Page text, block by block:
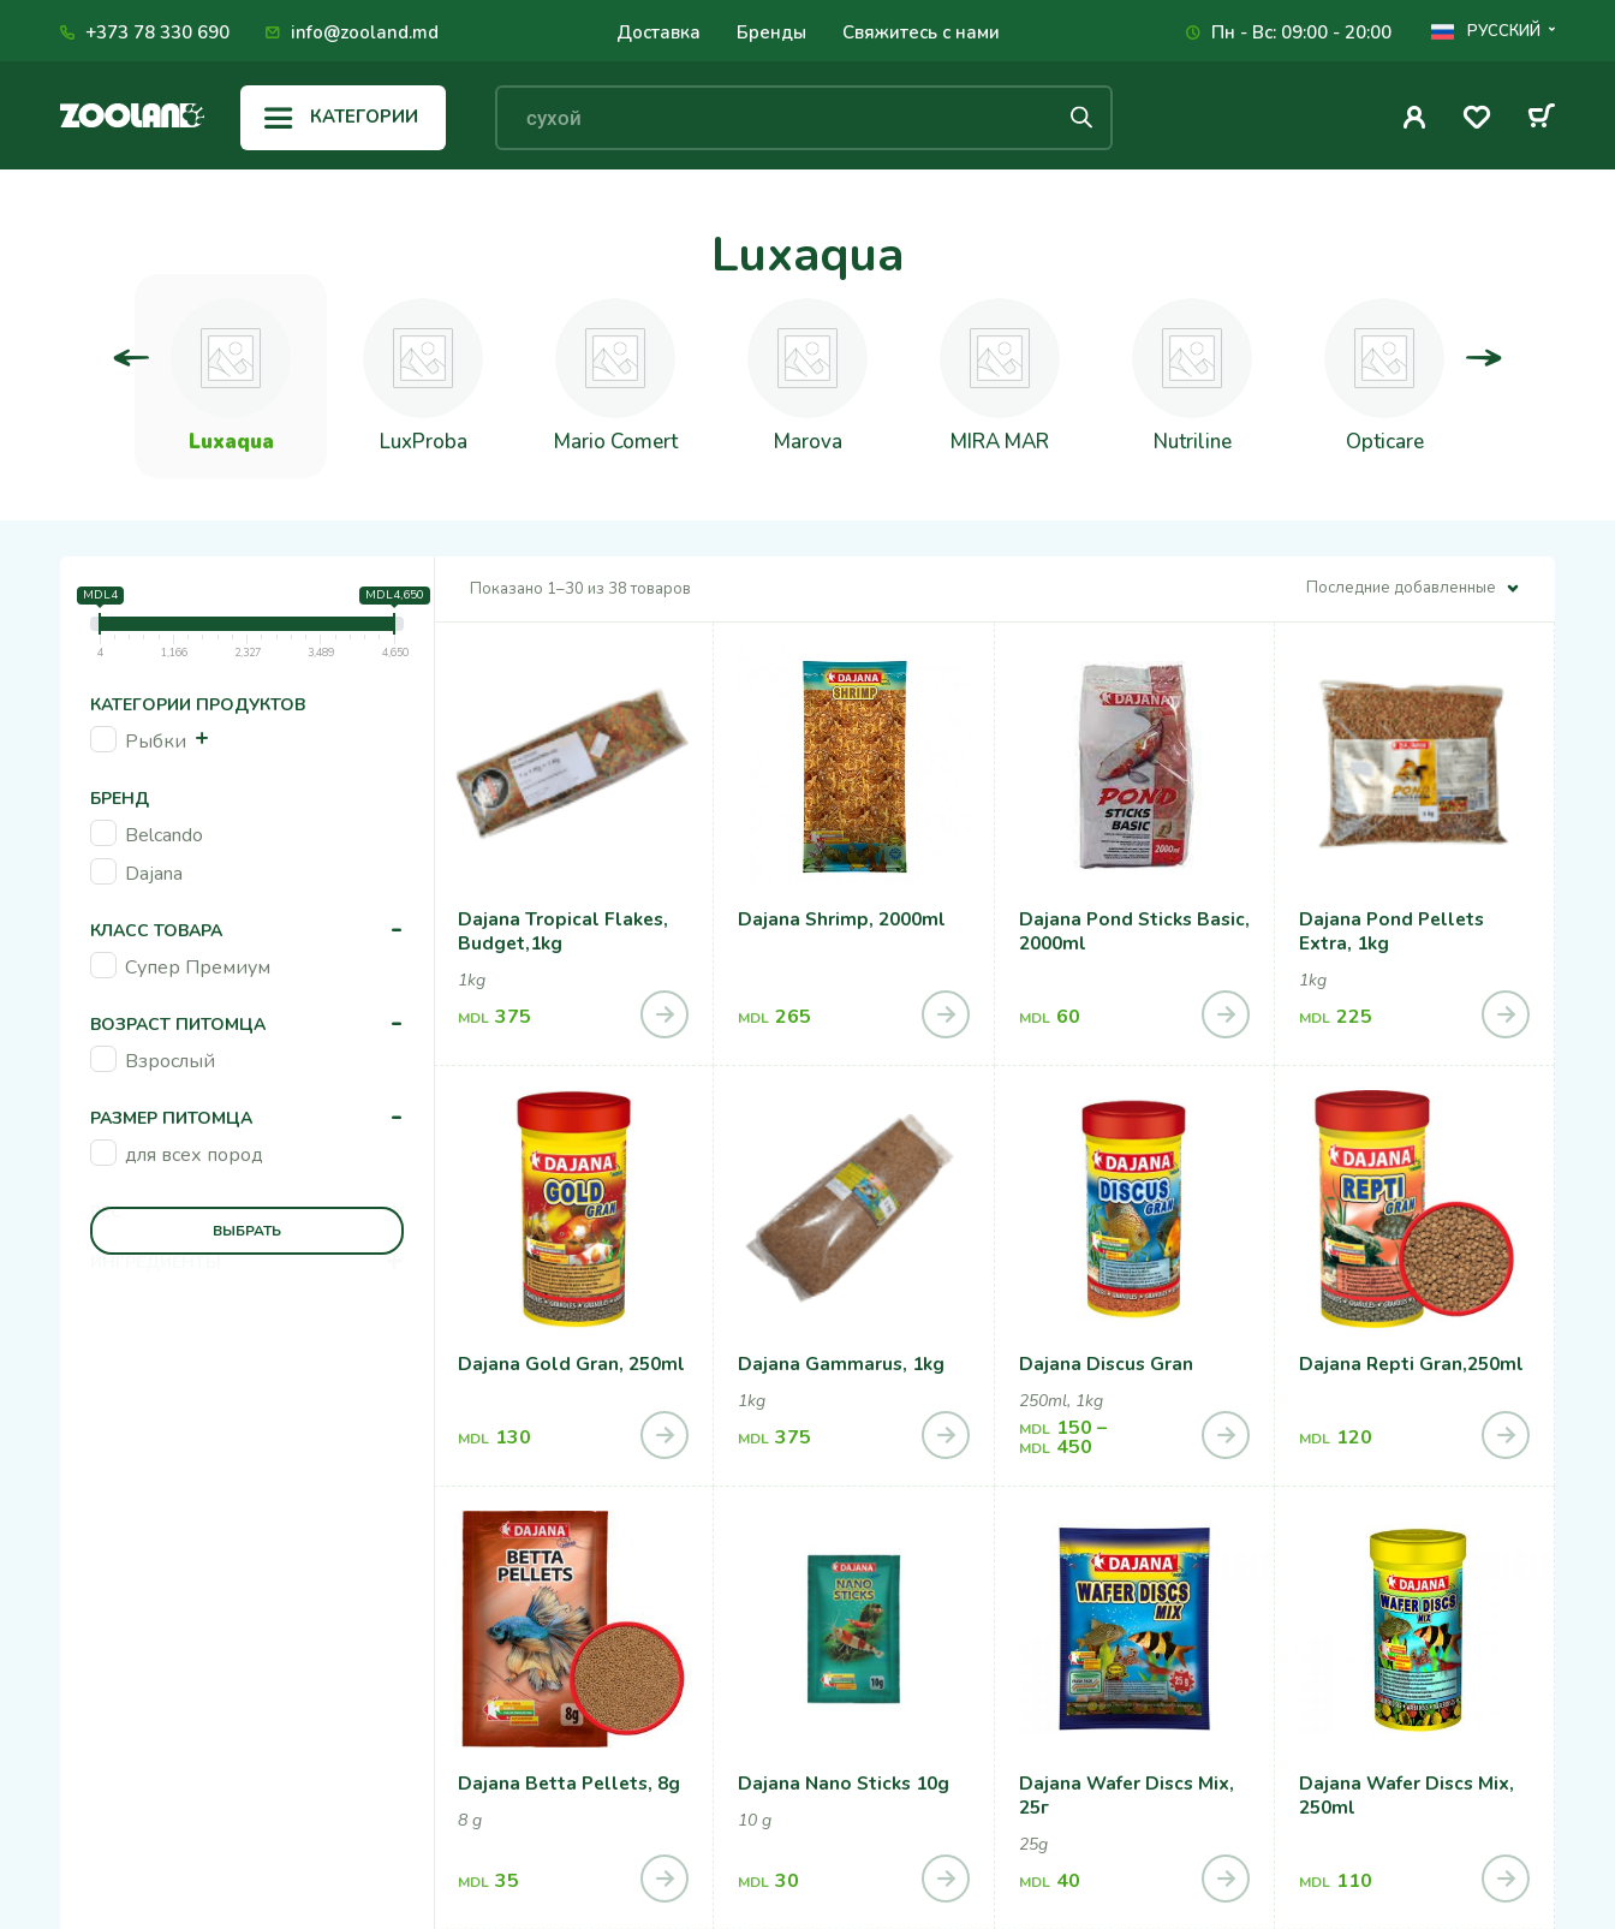
+373 78 330 690 info@zooland.md Доставка Бренды Свяжитесь с нами Пн - Вс: 09:00 - 20:00 РУССКИЙ
КАТЕГОРИИ
Luxaqua
Luxaqua LuxProba Mario Comert Marova MIRA MAR Nutriline Opticare
MDL4 MDL4,650
4 1,166 2,327 3,489 4,650
КАТЕГОРИИ ПРОДУКТОВ
Рыбки
БРЕНД
Belcando
Dajana
КЛАСС ТОВАРА -
Супер Премиум
ВОЗРАСТ ПИТОМЦА -
Взрослый
РАЗМЕР ПИТОМЦА -
для всех пород
ВЕС +
ИНГРЕДИЕНТЫ +
ВЫБРАТЬ
Показано 1–30 из 38 товаров Последние добавленные
Dajana Tropical Flakes,
Budget,1kg
1kg
MDL 375
Dajana Shrimp, 2000ml
MDL 265
Dajana Pond Sticks Basic,
2000ml
MDL 60
Dajana Pond Pellets
Extra, 1kg
1kg
MDL 225
Dajana Gold Gran, 250ml
MDL 130
Dajana Gammarus, 1kg
1kg
MDL 375
Dajana Discus Gran
250ml, 1kg
MDL 150 –
MDL 450
Dajana Repti Gran,250ml
MDL 120
Dajana Betta Pellets, 8g
8 g
MDL 35
Dajana Nano Sticks 10g
10 g
MDL 30
Dajana Wafer Discs Mix,
25г
25g
MDL 40
Dajana Wafer Discs Mix,
250ml
MDL 110